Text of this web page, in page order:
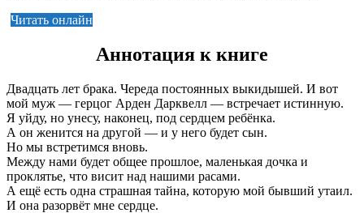
Читать онлайн
Аннотация к книге
Двадцать лет брака. Череда постоянных выкидышей. И вот
мой муж — герцог Арден Дарквелл — встречает истинную.
Я уйду, но унесу, наконец, под сердцем ребёнка.
А он женится на другой — и у него будет сын.
Но мы встретимся вновь.
Между нами будет общее прошлое, маленькая дочка и
проклятье, что висит над нашими расами.
А ещё есть одна страшная тайна, которую мой бывший утаил.
И она разорвёт мне сердце.